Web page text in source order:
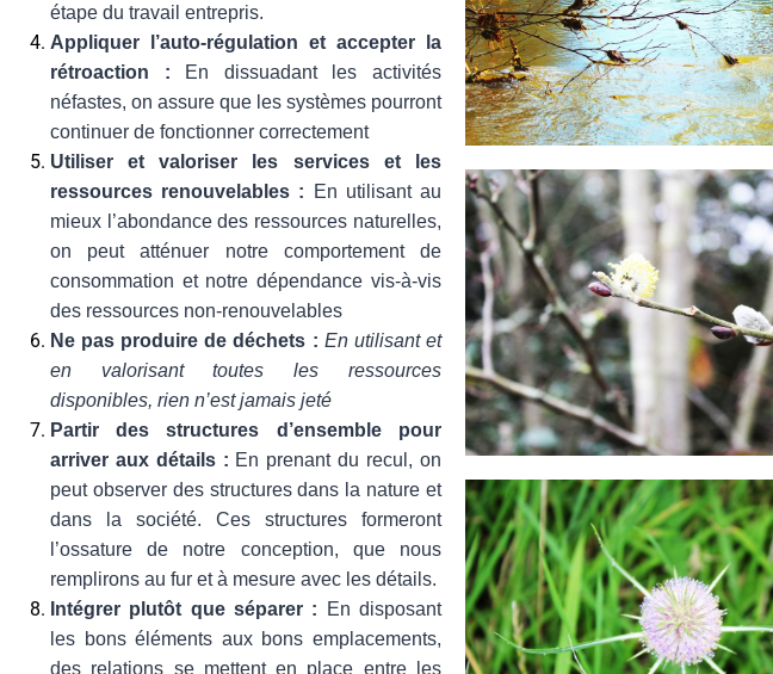
étape du travail entrepris.
Appliquer l’auto-régulation et accepter la
rétroaction :
En dissuadant les activités
néfastes, on assure que les systèmes pourront
continuer de fonctionner correctement
Utiliser et valoriser les services et les
ressources renouvelables :
En utilisant au
mieux l’abondance des ressources naturelles,
on peut atténuer notre comportement de
consommation et notre dépendance vis-à-vis
des ressources non-renouvelables
Ne pas produire de déchets : En utilisant et
en valorisant toutes les ressources
disponibles, rien n’est jamais jeté
Partir des structures d’ensemble pour
arriver aux détails : En prenant du recul, on
peut observer des structures dans la nature et
dans la société. Ces structures formeront
l’ossature de notre conception, que nous
remplirons au fur et à mesure avec les détails.
Intégrer plutôt que séparer :
En disposant
les bons éléments aux bons emplacements,
des relations se mettent en place entre les